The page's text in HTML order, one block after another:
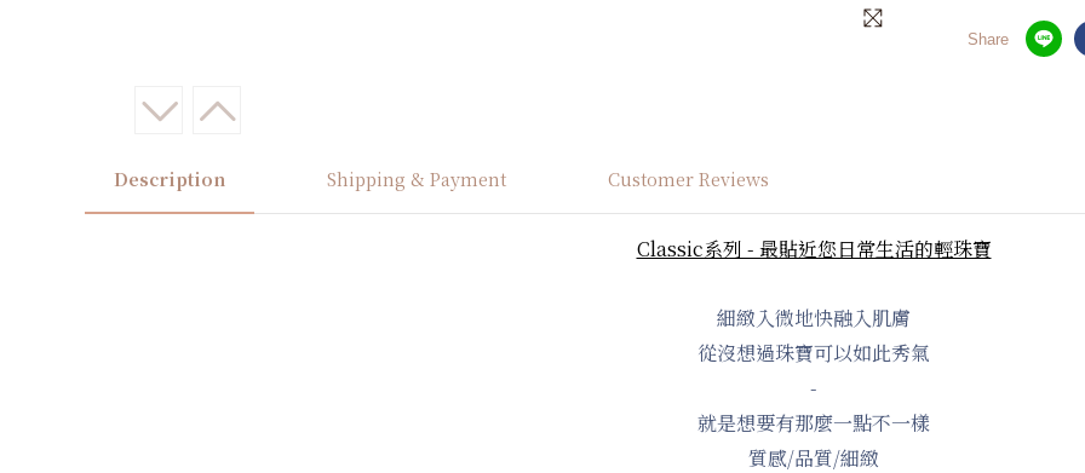
Share
Description Shipping & Payment Customer Reviews
Classic系列 - 最貼近您日常生活的輕珠寶
細緻入微地快融入肌膚
從沒想過珠寶可以如此秀氣
-
就是想要有那麼一點不一樣
質感/品質/細緻